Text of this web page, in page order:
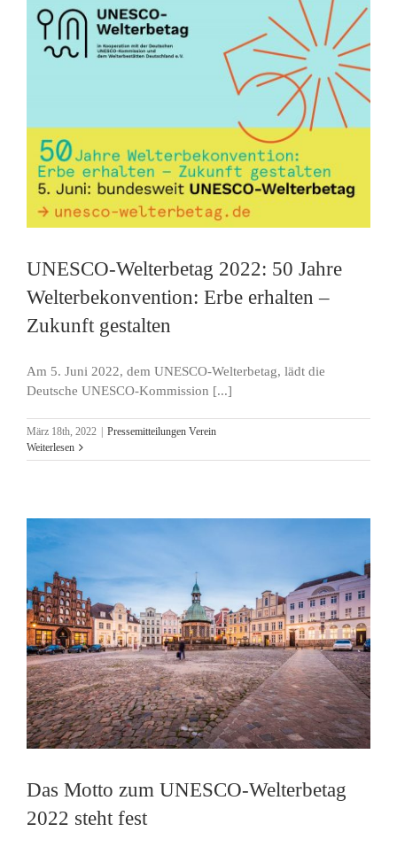
UNESCO-Welterbetag 2022: 50 Jahre
Welterbekonvention: Erbe erhalten –
Zukunft gestalten
Am 5. Juni 2022, dem UNESCO-Welterbetag, lädt die
Deutsche UNESCO-Kommission [...]
März 18th, 2022
Pressemitteilungen Verein
Weiterlesen
Das Motto zum UNESCO-Welterbetag
2022 steht fest